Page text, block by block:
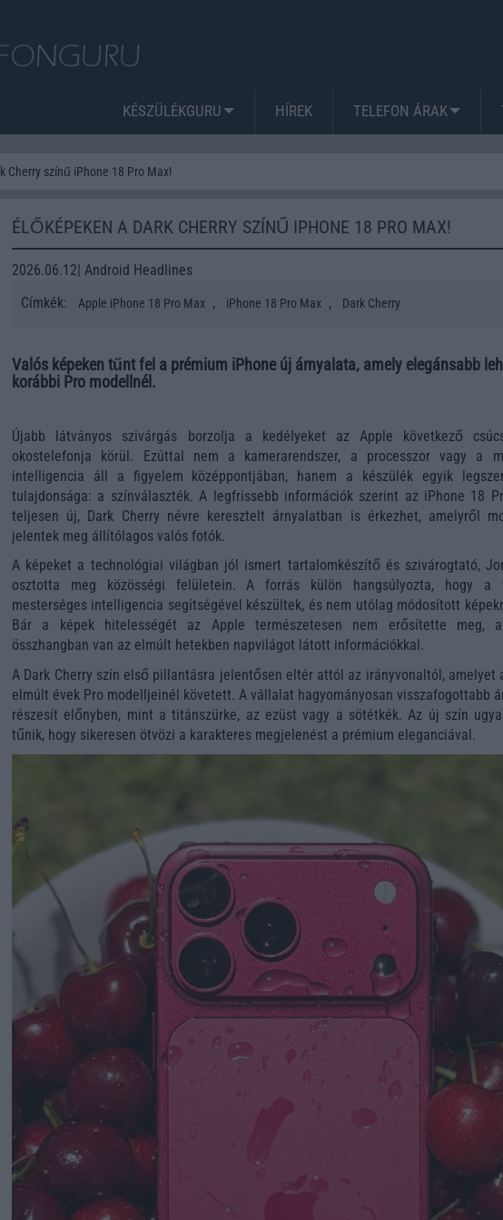
KÉSZÜLÉKGURU HÍREK TELEFON ÁRAK
Cherry színű iPhone 18 Pro Max!
ÉLŐKÉPEKEN A DARK CHERRY SZÍNŰ IPHONE 18 PRO MAX!
2026.06.12| Android Headlines
Címkék:
Apple iPhone 18 Pro Max , iPhone 18 Pro Max , Dark Cherry
Valós képeken tűnt fel a prémium iPhone új árnyalata, amely elegánsabb
korábbi Pro modellnél.
Újabb látványos szivárgás borzolja a kedélyeket az Apple következő
okostelefonja körül. Ezúttal nem a kamerarendszer, a processzor vagy a
intelligencia áll a figyelem középpontjában, hanem a készülék egyik
tulajdonsága: a színválaszték. A legfrissebb információk szerint az iPhone 18
teljesen új, Dark Cherry névre keresztelt árnyalatban is érkezhet, amelyről
jelentek meg állítólagos valós fotók.
A képeket a technológiai világban jól ismert tartalomkészítő és szivárogtató,
osztotta meg közösségi felületein. A forrás külön hangsúlyozta, hogy a
mesterséges intelligencia segítségével készültek, és nem utólag módosított
Bár a képek hitelességét az Apple természetesen nem erősítette meg,
összhangban van az elmúlt hetekben napvilágot látott információkkal.
A Dark Cherry szín első pillantásra jelentősen eltér attól az irányvonaltól, amelyet
elmúlt évek Pro modelljeinél követett. A vállalat hagyományosan visszafogottabb
részesít előnyben, mint a titánszürke, az ezüst vagy a sötétkék. Az új szín
tűnik, hogy sikeresen ötvözi a karakteres megjelenést a prémium eleganciával.